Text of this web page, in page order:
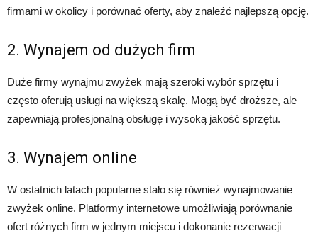
firmami w okolicy i porównać oferty, aby znaleźć najlepszą opcję.
2. Wynajem od dużych firm
Duże firmy wynajmu zwyżek mają szeroki wybór sprzętu i
często oferują usługi na większą skalę. Mogą być droższe, ale
zapewniają profesjonalną obsługę i wysoką jakość sprzętu.
3. Wynajem online
W ostatnich latach popularne stało się również wynajmowanie
zwyżek online. Platformy internetowe umożliwiają porównanie
ofert różnych firm w jednym miejscu i dokonanie rezerwacji